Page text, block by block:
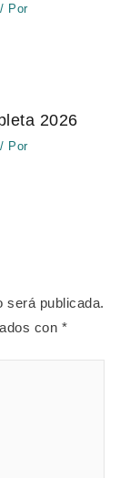
/ Por
2026
/ Por
será publicada.
con *